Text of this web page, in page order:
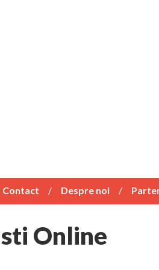
Contact Despre noi
Online